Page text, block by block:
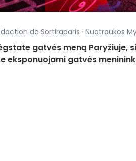
de Sortiraparis · Nuotraukos
gatvės meną Paryžiuje,
eksponuojami gatvės